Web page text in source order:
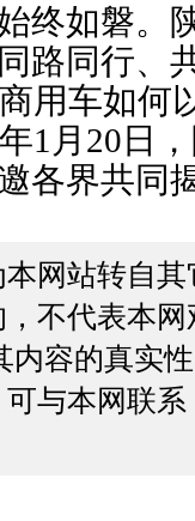
终如磐。
路同行、
用车如何
1月20日
各界共同
网站转自
不代表本
内容的真实
与本网联